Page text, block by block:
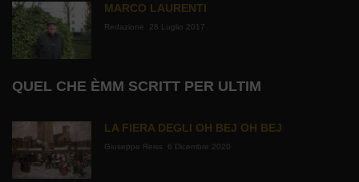
MARCO LAURENTI
Redazione 28 Luglio 2017
QUEL CHE ÈMM SCRITT PER ULTIM
LA FIERA DEGLI OH BEJ OH BEJ
Giuseppe Reiss 6 Dicembre 2020